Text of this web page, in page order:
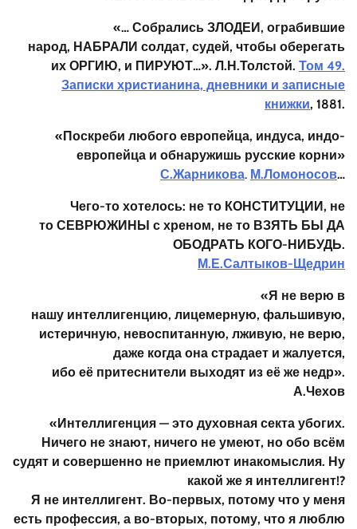
«… Собрались ЗЛОДЕИ, ограбившие
народ, НАБРАЛИ солдат, судей, чтобы оберегать
их ОРГИЮ, и ПИРУЮТ…». Л.Н.Толстой. Том 49.
Записки христианина, дневники и записные
книжки, 1881.
«Поскреби любого европейца, индуса, индо-
европейца и обнаружишь русские корни»
С.Жарникова. М.Ломоносов…
Чего-то хотелось: не то КОНСТИТУЦИИ, не
то СЕВРЮЖИНЫ с хреном, не то ВЗЯТЬ БЫ ДА
ОБОДРАТЬ КОГО-НИБУДЬ.
М.Е.Салтыков-Щедрин
«Я не верю в
нашу интеллигенцию, лицемерную, фальшивую,
истеричную, невоспитанную, лживую, не верю,
даже когда она страдает и жалуется,
ибо её притеснители выходят из её же недр».
А.Чехов
«Интеллигенция — это духовная секта убогих.
Ничего не знают, ничего не умеют, но обо всём
судят и совершенно не приемлют инакомыслия. Ну
какой же я интеллигент!?
Я не интеллигент. Во-первых, потому что у меня
есть профессия, а во-вторых, потому, что я люблю